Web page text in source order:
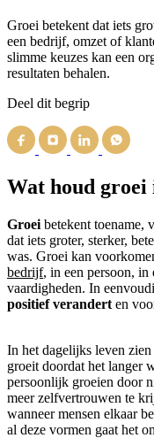
Groei betekent dat iets
een bedrijf, omzet of
slimme keuzes kan een
resultaten behalen.
Deel dit begrip
Wat houd groei
Groei betekent toename,
dat iets groter, sterker,
was. Groei kan
bedrijf, in een persoon, in
vaardigheden. In
positief verandert en
In het dagelijks leven
groeit doordat het langer
persoonlijk groeien door
meer zelfvertrouwen te
wanneer mensen elkaar
al deze vormen gaat het